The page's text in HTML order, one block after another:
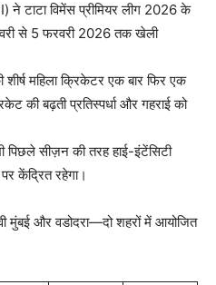
ने टाटा विमेंस प्रीमियर लीग 2026 के
से 5 फरवरी 2026 तक खेली
महिला क्रिकेटर एक बार फिर एक
की बढ़ती प्रतिस्पर्धा और गहराई को
सीज़न की तरह हाई-इंटेंसिटी
केंद्रित रहेगा।
मुंबई और वडोदरा—दो शहरों में आयोजित